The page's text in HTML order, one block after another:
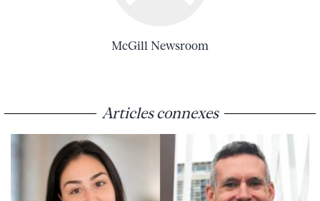
McGill Newsroom
Articles connexes